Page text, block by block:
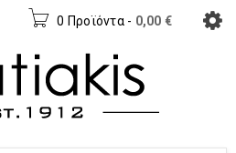
0 Προϊόντα - 0,00 €